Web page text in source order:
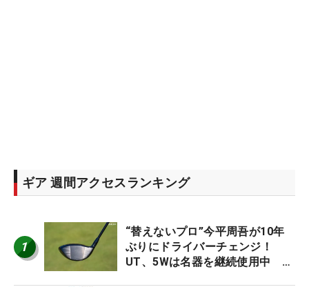
ギア 週間アクセスランキング
1
“替えないプロ”今平周吾が10年
ぶりにドライバーチェンジ！
UT、5Wは名器を継続使用中 #